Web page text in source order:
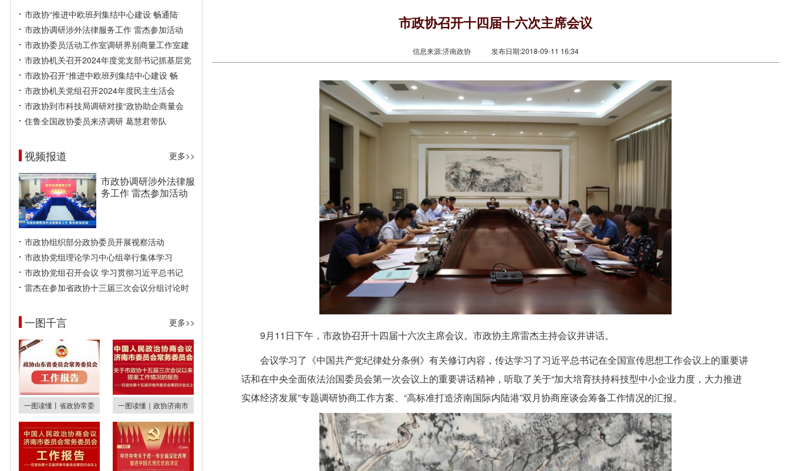
市政协“推进中欧班列集结中心建设 畅通陆
市政协调研涉外法律服务工作 雷杰参加活动
市政协委员活动工作室调研界别商量工作室建
市政协机关召开2024年度党支部书记抓基层党
市政协召开“推进中欧班列集结中心建设 畅
市政协机关党组召开2024年度民主生活会
市政协到市科技局调研对接“政协助企商量会
住鲁全国政协委员来济调研 葛慧君带队
视频报道 更多>>
市政协调研涉外法律服
务工作 雷杰参加活动
市政协组织部分政协委员开展视察活动
市政协党组理论学习中心组举行集体学习
市政协党组召开会议 学习贯彻习近平总书记
雷杰在参加省政协十三届三次会议分组讨论时
一图千言 更多>>
一图读懂丨省政协常委 一图读懂｜政协济南市
市政协召开十四届十六次主席会议
信息来源:济南政协 发布日期:2018-09-11 16:34
9月11日下午，市政协召开十四届十六次主席会议。市政协主席雷杰主持会议并讲话。
会议学习了《中国共产党纪律处分条例》有关修订内容，传达学习了习近平总书记在全国宣传思想工作会议上的重要讲
话和在中央全面依法治国委员会第一次会议上的重要讲话精神，听取了关于“加大培育扶持科技型中小企业力度，大力推进
实体经济发展”专题调研协商工作方案、“高标准打造济南国际内陆港”双月协商座谈会筹备工作情况的汇报。